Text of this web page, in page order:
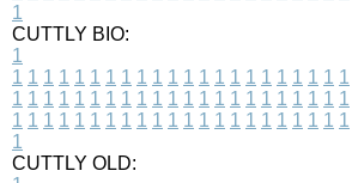
1
CUTTLY BIO:
1
1 1 1 1 1 1 1 1 1 1 1 1 1 1 1 1 1 1 1 1 1 1
1 1 1 1 1 1 1 1 1 1 1 1 1 1 1 1 1 1 1 1 1 1
1 1 1 1 1 1 1 1 1 1 1 1 1 1 1 1 1 1 1 1 1 1
1
CUTTLY OLD: